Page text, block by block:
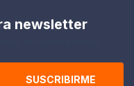
newsletter
SUSCRIBIRME